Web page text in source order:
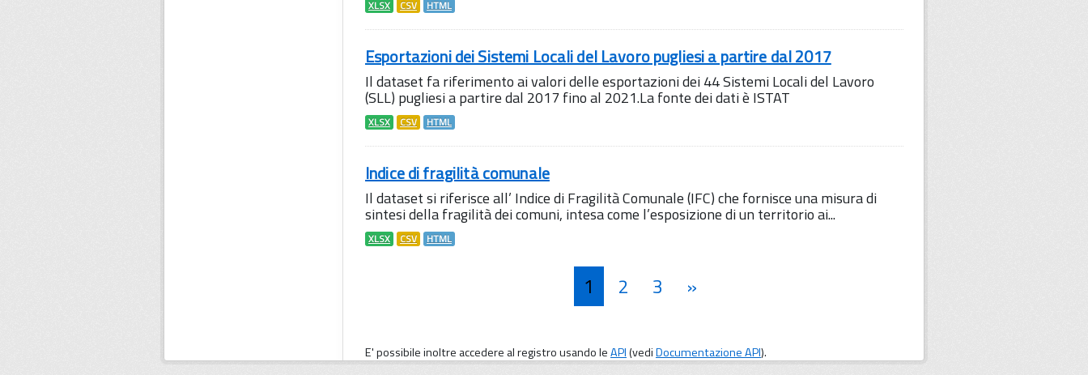
XLSX CSV HTML
Esportazioni dei Sistemi Locali del Lavoro pugliesi a partire dal 2017
Il dataset fa riferimento ai valori delle esportazioni dei 44 Sistemi Locali del Lavoro
(SLL) pugliesi a partire dal 2017 fino al 2021.La fonte dei dati è ISTAT
XLSX CSV HTML
Indice di fragilità comunale
Il dataset si riferisce all’ Indice di Fragilità Comunale (IFC) che fornisce una misura di
sintesi della fragilità dei comuni, intesa come l’esposizione di un territorio ai...
XLSX CSV HTML
1 2 3 »
E' possibile inoltre accedere al registro usando leAPI(vediDocumentazione API).